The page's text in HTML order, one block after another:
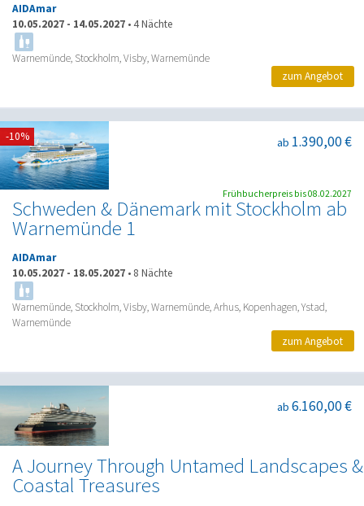
AIDAmar
10.05.2027 - 14.05.2027 •4 Nächte
Warnemünde, Stockholm, Visby, Warnemünde
zum Angebot
Schweden & Dänemark mit Stockholm ab
Warnemünde 1
ab 1.390,00 €
AIDAmar
10.05.2027 - 18.05.2027 • 8 Nächte
Warnemünde, Stockholm, Visby, Warnemünde, Arhus, Kopenhagen, Ystad,
Warnemünde
-10%
Frühbucherpreis bis 08.02.2027
zum Angebot
A Journey Through Untamed Landscapes &
Coastal Treasures
ab 6.160,00 €